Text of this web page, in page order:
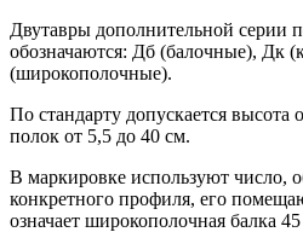
Двутавры дополнительной серии
обозначаются: Дб (балочные), Дк
(широкополочные).
По стандарту допускается
полок от 5,5 до 40 см.
В маркировке используют число,
конкретного профиля, его
означает широкополочная балка